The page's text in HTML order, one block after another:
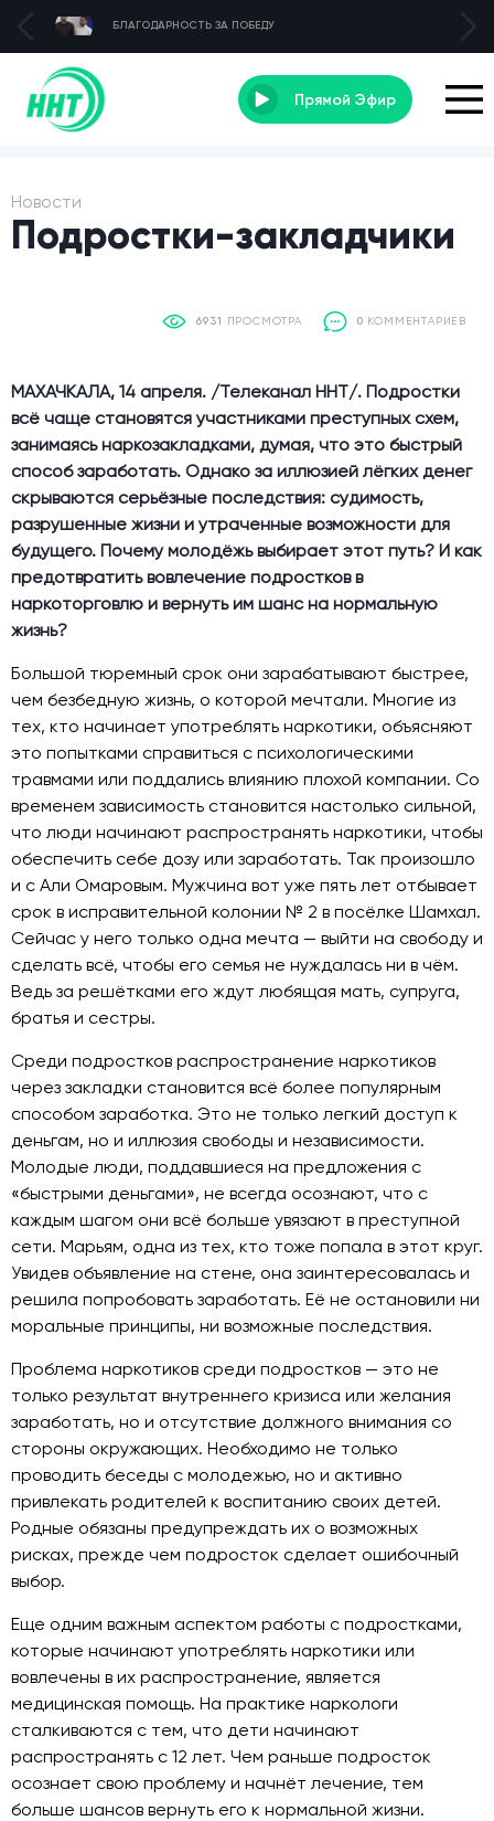
БЛАГОДАРНОСТЬ ЗА ПОБЕДУ
Прямой Эфир
Новости
Подростки-закладчики
6931 ПРОСМОТРА 0 КОММЕНТАРИЕВ
МАХАЧКАЛА, 14 апреля. /Телеканал ННТ/. Подростки
всё чаще становятся участниками преступных схем,
занимаясь наркозакладками, думая, что это быстрый
способ заработать. Однако за иллюзией лёгких денег
скрываются серьёзные последствия: судимость,
разрушенные жизни и утраченные возможности для
будущего. Почему молодёжь выбирает этот путь? И как
предотвратить вовлечение подростков в
наркоторговлю и вернуть им шанс на нормальную
жизнь?
Большой тюремный срок они зарабатывают быстрее,
чем безбедную жизнь, о которой мечтали. Многие из
тех, кто начинает употреблять наркотики, объясняют
это попытками справиться с психологическими
травмами или поддались влиянию плохой компании. Со
временем зависимость становится настолько сильной,
что люди начинают распространять наркотики, чтобы
обеспечить себе дозу или заработать. Так произошло
и с Али Омаровым. Мужчина вот уже пять лет отбывает
срок в исправительной колонии № 2 в посёлке Шамхал.
Сейчас у него только одна мечта — выйти на свободу и
сделать всё, чтобы его семья не нуждалась ни в чём.
Ведь за решётками его ждут любящая мать, супруга,
братья и сестры.
Среди подростков распространение наркотиков
через закладки становится всё более популярным
способом заработка. Это не только легкий доступ к
деньгам, но и иллюзия свободы и независимости.
Молодые люди, поддавшиеся на предложения с
«быстрыми деньгами», не всегда осознают, что с
каждым шагом они всё больше увязают в преступной
сети. Марьям, одна из тех, кто тоже попала в этот круг.
Увидев объявление на стене, она заинтересовалась и
решила попробовать заработать. Её не остановили ни
моральные принципы, ни возможные последствия.
Проблема наркотиков среди подростков — это не
только результат внутреннего кризиса или желания
заработать, но и отсутствие должного внимания со
стороны окружающих. Необходимо не только
проводить беседы с молодежью, но и активно
привлекать родителей к воспитанию своих детей.
Родные обязаны предупреждать их о возможных
рисках, прежде чем подросток сделает ошибочный
выбор.
Еще одним важным аспектом работы с подростками,
которые начинают употреблять наркотики или
вовлечены в их распространение, является
медицинская помощь. На практике наркологи
сталкиваются с тем, что дети начинают
распространять с 12 лет. Чем раньше подросток
осознает свою проблему и начнёт лечение, тем
больше шансов вернуть его к нормальной жизни.